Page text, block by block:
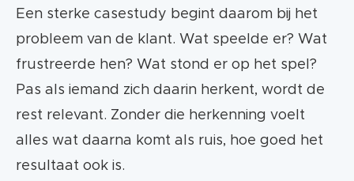
Een sterke casestudy begint daarom bij het
probleem van de klant. Wat speelde er? Wat
frustreerde hen? Wat stond er op het spel?
Pas als iemand zich daarin herkent, wordt de
rest relevant. Zonder die herkenning voelt
alles wat daarna komt als ruis, hoe goed het
resultaat ook is.